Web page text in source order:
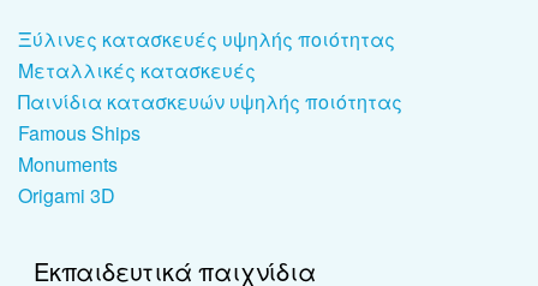
Ξύλινες κατασκευές υψηλής ποιότητας
Μεταλλικές κατασκευές
Παινίδια κατασκευών υψηλής ποιότητας
Famous Ships
Monuments
Origami 3D
Εκπαιδευτικά παιχνίδια